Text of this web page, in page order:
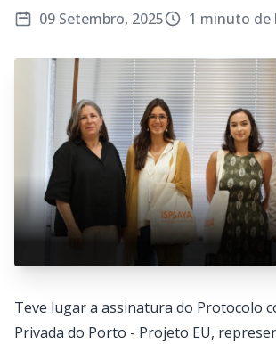
09 Setembro, 2025 1 minuto de
Teve lugar a assinatura do Protocolo
Privada do Porto - Projeto EU,